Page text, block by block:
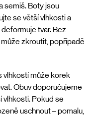
semiš. Boty jsou
se větší vlhkosti a
tvar. Bez
zkroutit, popřípadě
vlhkostí může korek
Obuv doporučujeme
vlhkosti. Pokud se
uschnout – pomalu,